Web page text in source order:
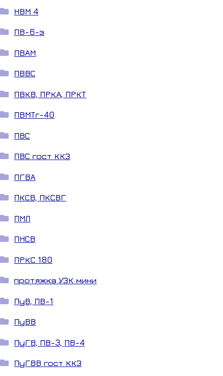
НВМ 4
ПВ-6-з
ПВАМ
ПВВС
ПВКВ, ПРКА, ПРКТ
ПВМТг-40
ПВС
ПВС гост ККЗ
ПГВА
ПКСВ, ПКСВГ
ПМЛ
ПНСВ
ПРКС 180
протяжка УЗК мини
ПуВ, ПВ-1
ПуВВ
ПуГВ, ПВ-3, ПВ-4
ПуГВВ гост ККЗ